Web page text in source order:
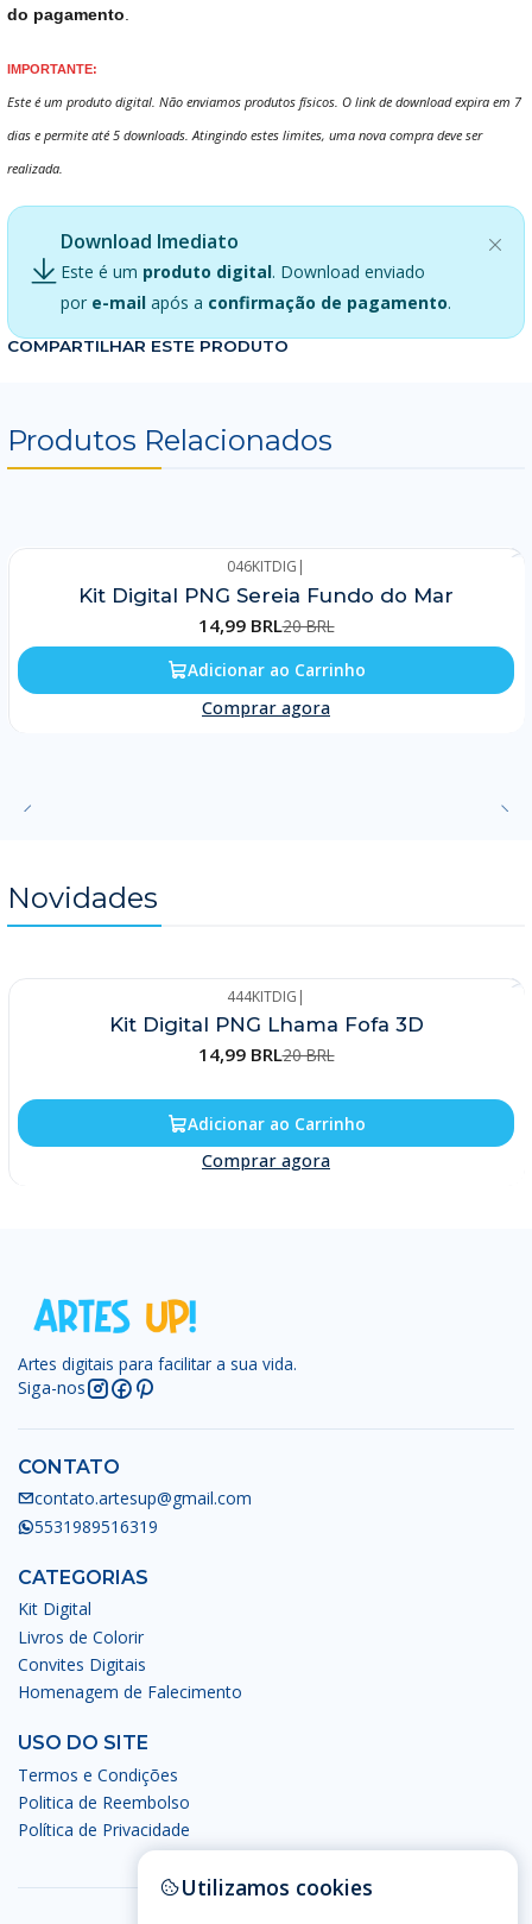
do pagamento
IMPORTANTE:
Este é um produto digital. Não enviamos produtos físicos. O link de download expira em 7
dias e permite até 5 downloads. Atingindo estes limites, uma nova compra deve ser
realizada.
Download Imediato
Este é um produto digital. Download enviado
por e-mail após a confirmação de pagamento.
COMPARTILHAR ESTE PRODUTO
Produtos Relacionados
046KITDIG |
Kit Digital PNG Sereia Fundo do Mar
14,99 BRL20 BRL
Adicionar ao Carrinho
Comprar agora
Novidades
444KITDIG |
Kit Digital PNG Lhama Fofa 3D
14,99 BRL20 BRL
Adicionar ao Carrinho
Comprar agora
Artes digitais para facilitar a sua vida.
Siga-nos
CONTATO
contato.artesup@gmail.com
5531989516319
CATEGORIAS
Kit Digital
Livros de Colorir
Convites Digitais
Homenagem de Falecimento
USO DO SITE
Termos e Condições
Politica de Reembolso
Política de Privacidade
Utilizamos cookies